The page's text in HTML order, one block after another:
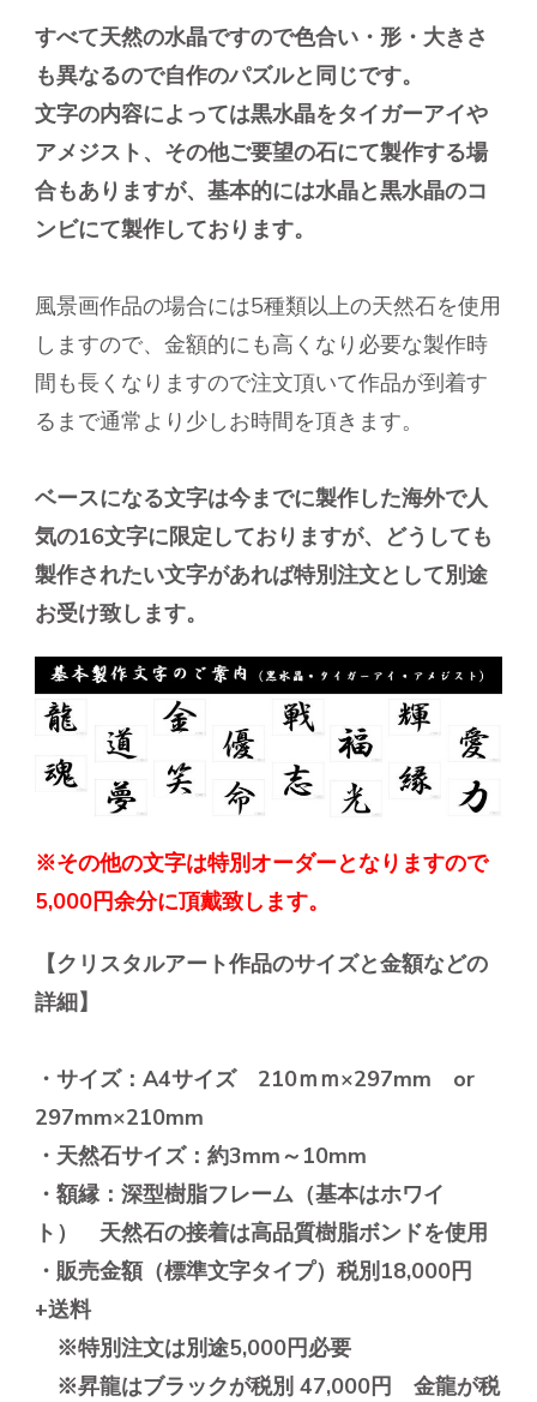
すべて天然の水晶ですので色合い・形・大きさ
も異なるので自作のパズルと同じです。
文字の内容によっては黒水晶をタイガーアイや
アメジスト、その他ご要望の石にて製作する場
合もありますが、基本的には水晶と黒水晶のコ
ンビにて製作しております。
風景画作品の場合には5種類以上の天然石を使用
しますので、金額的にも高くなり必要な製作時
間も長くなりますので注文頂いて作品が到着す
るまで通常より少しお時間を頂きます。
ベースになる文字は今までに製作した海外で人
気の16文字に限定しておりますが、どうしても
製作されたい文字があれば特別注文として別途
お受け致します。
※その他の文字は特別オーダーとなりますので
5,000円余分に頂戴致します。
【クリスタルアート作品のサイズと金額などの
詳細】
・サイズ：A4サイズ 210ｍｍ×297mm or
297mm×210mm
・天然石サイズ：約3mm～10mm
・額縁：深型樹脂フレーム（基本はホワイ
ト） 天然石の接着は高品質樹脂ボンドを使用
・販売金額（標準文字タイプ）税別18,000円
+送料
※特別注文は別途5,000円必要
※昇龍はブラックが税別 47,000円 金龍が税